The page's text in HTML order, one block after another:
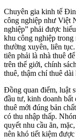
Chuyên gia kinh tế
công nghiệp như Việt
nghiệp” phải được
khu công nghiệp
thường xuyên, liên
tiên phải là nhà thuê
trên thế giới, chính
thuê, thậm chí thuê dài
Đồng quan điểm, luật
đầu tư, kinh doanh bất
thuê mới đúng bản
có thu nhập thấp.
quyết nhu cầu ăn,
nên khó tiết kiệm được